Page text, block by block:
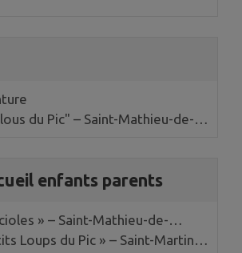
du Pic" – Saint-Mathieu-de-
enfants parents
» – Saint-Mathieu-de-
Loups du Pic » – Saint-Martin-